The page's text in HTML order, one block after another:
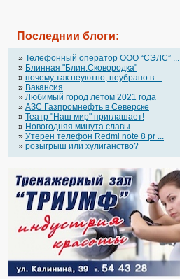
Последнии блоги:
» Телефонный оператор OOO “СЭЛС” ...
» Блинная "Блин.Сковородка"
» почему так неуютно, неубрано в ...
» Вакансия
» Любимый город летом 2021 года
» АЗС Газпромнефть в Северске
» Театр "Наш мир" приглашает!
» Новогодняя минута славы
» Утерен телефон Redmi note 8 pr ...
» розыгрыш или хулиганство?